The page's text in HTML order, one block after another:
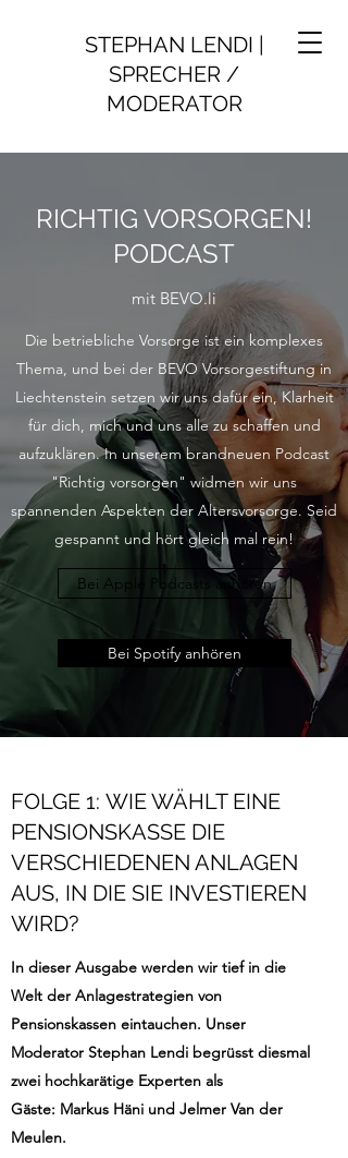
STEPHAN LENDI |
SPRECHER /
MODERATOR
RICHTIG VORSORGEN!
PODCAST
mit BEVO.li
Die betriebliche Vorsorge ist ein komplexes
Thema, und bei der BEVO Vorsorgestiftung in
Liechtenstein setzen wir uns dafür ein, Klarheit
für dich, mich und uns alle zu schaffen und
aufzuklären. In unserem brandneuen Podcast
"Richtig vorsorgen" widmen wir uns
spannenden Aspekten der Altersvorsorge. Seid
gespannt und hört gleich mal rein!
Bei Apple Podcasts anhören
Bei Spotify anhören
FOLGE 1: WIE WÄHLT EINE
PENSIONSKASSE DIE
VERSCHIEDENEN ANLAGEN
AUS, IN DIE SIE INVESTIEREN
WIRD?
In dieser Ausgabe werden wir tief in die
Welt der Anlagestrategien von
Pensionskassen eintauchen. Unser
Moderator Stephan Lendi begrüsst diesmal
zwei hochkarätige Experten als
Gäste: Markus Häni und Jelmer Van der
Meulen.